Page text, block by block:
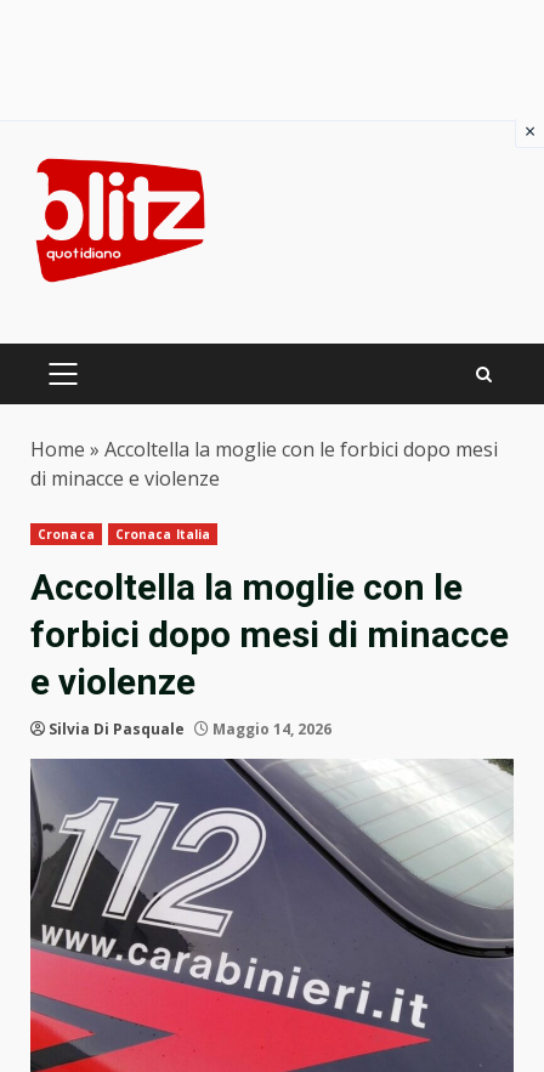
content
PRIMARY
Home » Accoltella la moglie con le forbici dopo mesi
di minacce e violenze
Cronaca Cronaca Italia
Accoltella la moglie con le
forbici dopo mesi di minacce
e violenze
Silvia Di Pasquale Maggio 14, 2026
×